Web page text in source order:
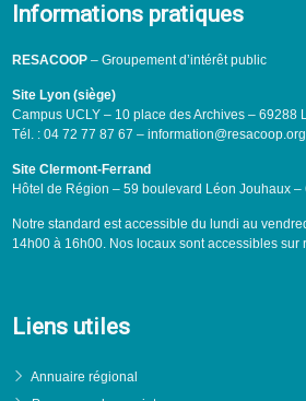
Informations pratiques
RESACOOP– Groupement d’intérêt public
Site Lyon (siège)
Campus UCLY – 10 place des Archives – 69288
Tél. : 04 72 77 87 67 – information@resacoop.org
Site Clermont-Ferrand
Hôtel de Région – 59 boulevard Léon Jouhaux
Notre standard est accessible du lundi au
14h00 à 16h00. Nos locaux sont accessibles sur
Liens utiles
Annuaire régional